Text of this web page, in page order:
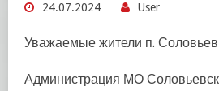
24.07.2024 User
Уважаемые жители п.
Администрация МО